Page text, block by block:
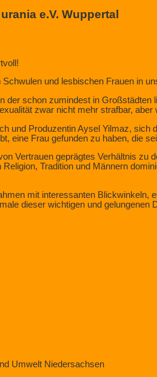
e.V. Wuppertal
und lesbischen Frauen in
der schon zumindest in
zwar nicht mehr strafbar, aber
und Produzentin Aysel Yilmaz,
eine Frau gefunden zu haben, die
Vertrauen geprägtes Verhältnis zu
Tradition und Männern
mit interessanten
dieser wichtigen und gelungenen
Umwelt Niedersachsen